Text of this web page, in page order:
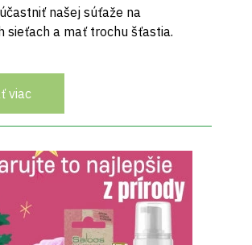
našej súťaže na
sieťach a mať trochu šťastia.
viac